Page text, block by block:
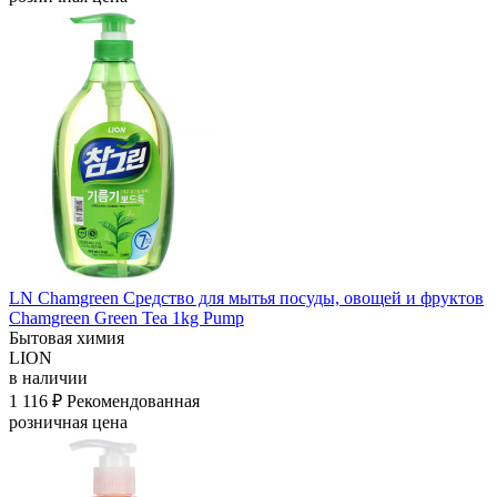
LN Chamgreen Средство для мытья посуды, овощей и фруктов
Chamgreen Green Tea 1kg Pump
Бытовая химия
LION
в наличии
1 116 ₽ Рекомендованная
розничная цена